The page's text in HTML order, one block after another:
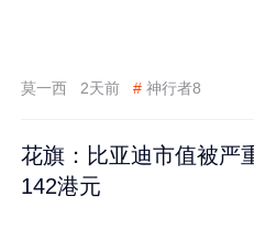
莫一西 2天前 # 神行者8
花旗：比亚迪市值被严
142港元